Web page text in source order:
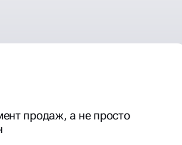
продаж, а не просто